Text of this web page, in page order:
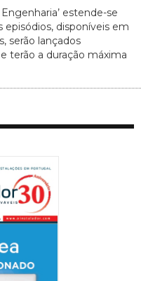
estende-se
episódios, disponíveis em
serão lançados
terão a duração máxima